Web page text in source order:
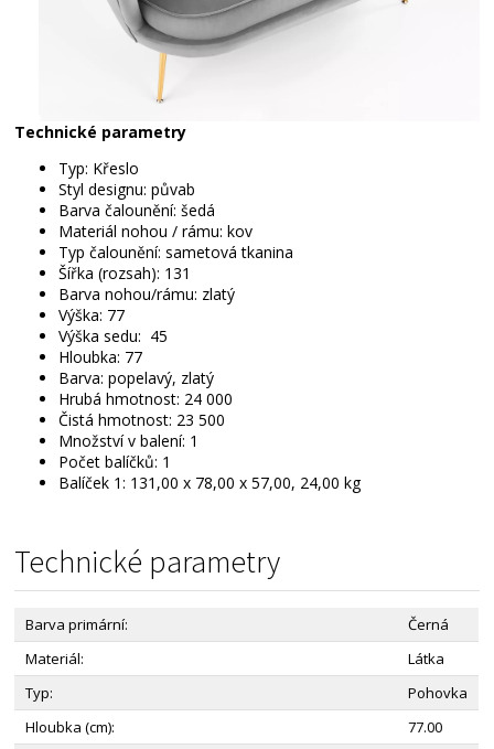
Technické parametry
Typ: Křeslo
Styl designu: půvab
Barva čalounění: šedá
Materiál nohou / rámu: kov
Typ čalounění: sametová tkanina
Šířka (rozsah): 131
Barva nohou/rámu: zlatý
Výška: 77
Výška sedu: 45
Hloubka: 77
Barva: popelavý, zlatý
Hrubá hmotnost: 24 000
Čistá hmotnost: 23 500
Množství v balení: 1
Počet balíčků: 1
Balíček 1: 131,00 x 78,00 x 57,00, 24,00 kg
Technické parametry
Barva primární:
Černá
Materiál:
Látka
Typ:
Pohovka
Hloubka (cm):
77.00